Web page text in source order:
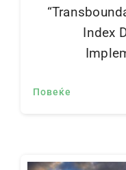
Index
Повеќе